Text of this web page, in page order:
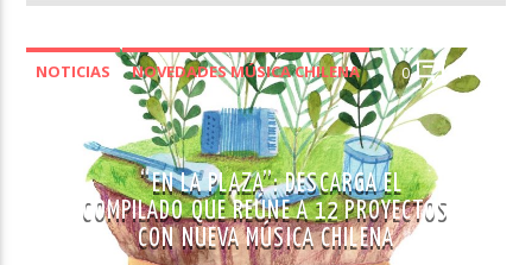
NOTICIAS NOVEDADES MÚSICA CHILENA 0 1
“EN LA PLAZA”: DESCARGA EL
COMPILADO QUE REÚNE A 12 PROYECTOS
CON NUEVA MÚSICA CHILENA